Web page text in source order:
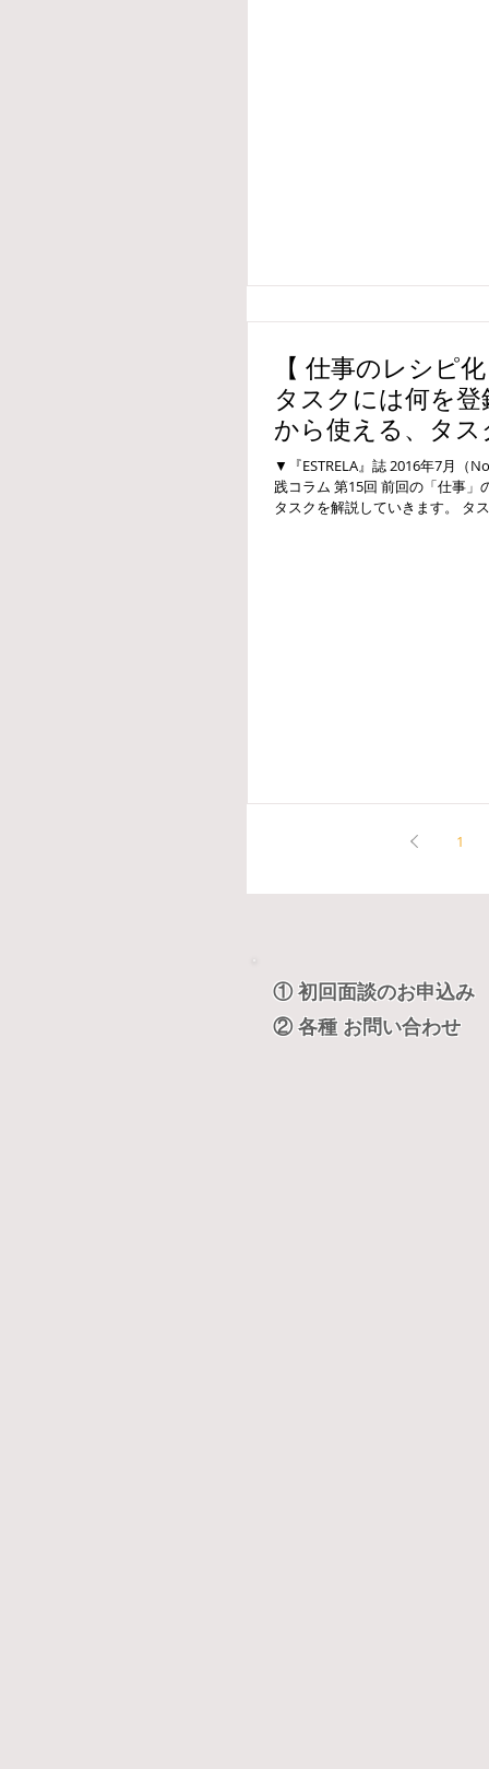
【 仕事のレシピ
タスクには何を
から使える、タ
目とその解説－
▼『ESTRELA』誌 2016年7月（
践コラム 第15回 前回の「仕事
タスクを解説していきます。 タ
1
① 初回面談のお申込み
② 各種 お問い合わせ